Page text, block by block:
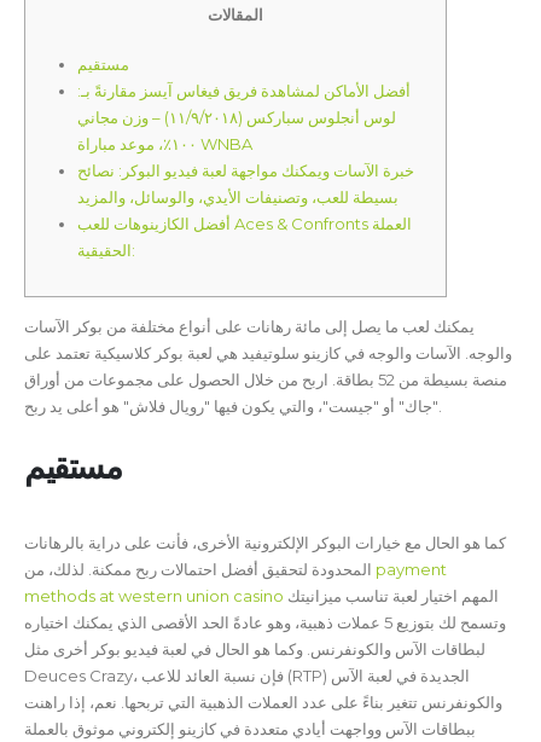
المقالات
مستقيم
أفضل الأماكن لمشاهدة فريق فيغاس آيسز مقارنةً بـ:
لوس أنجلوس سباركس (١١/٩/٢٠١٨) – وزن مجاني
١٠٠٪، موعد مباراة WNBA
خبرة الآسات ويمكنك مواجهة لعبة فيديو البوكر: نصائح
بسيطة للعب، وتصنيفات الأيدي، والوسائل، والمزيد
أفضل الكازينوهات للعب Aces & Confronts العملة
الحقيقية:
يمكنك لعب ما يصل إلى مائة رهانات على أنواع مختلفة من بوكر الآسات
والوجه. الآسات والوجه في كازينو سلوتيفيد هي لعبة بوكر كلاسيكية تعتمد على
منصة بسيطة من 52 بطاقة. اربح من خلال الحصول على مجموعات من أوراق
مستقيم
كما هو الحال مع خيارات البوكر الإلكترونية الأخرى، فأنت على دراية بالرهانات
المحدودة لتحقيق أفضل احتمالات ربح ممكنة. payment
methods at western union casino
وتسمح لك بتوزيع 5 عملات ذهبية، وهو عادةً الحد الأقصى الذي يمكنك اختياره
لبطاقات الآس والكونفرنس. وكما هو الحال في لعبة فيديو بوكر أخرى مثل
Deuces Crazy، فإن نسبة العائد للاعب (RTP) الجديدة في لعبة الآس
والكونفرنس تتغير بناءً على عدد العملات الذهبية التي تربحها. نعم، إذا راهنت
ببطاقات الآس وواجهت أيادي متعددة في كازينو إلكتروني موثوق بالعملة